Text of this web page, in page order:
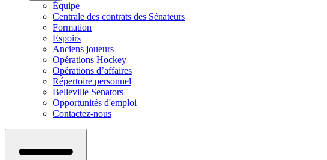
Équipe
Centrale des contrats des Sénateurs
Formation
Espoirs
Anciens joueurs
Opérations Hockey
Opérations d’affaires
Répertoire personnel
Belleville Senators
Opportunités d'emploi
Contactez-nous